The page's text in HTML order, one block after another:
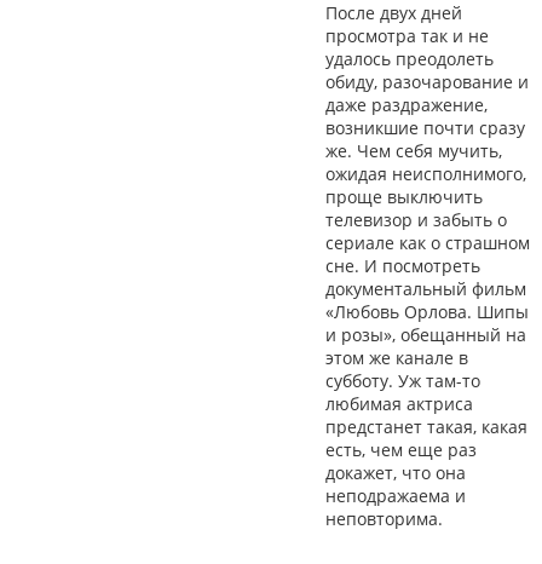
После двух дней
просмотра так и не
удалось преодолеть
обиду, разочарование и
даже раздражение,
возникшие почти сразу
же. Чем себя мучить,
ожидая неисполнимого,
проще выключить
телевизор и забыть о
сериале как о страшном
сне. И посмотреть
документальный фильм
«Любовь Орлова. Шипы
и розы», обещанный на
этом же канале в
субботу. Уж там-то
любимая актриса
предстанет такая, какая
есть, чем еще раз
докажет, что она
неподражаема и
неповторима.